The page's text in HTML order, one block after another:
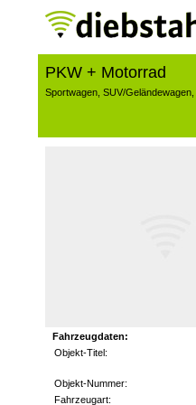
PKW + Motorrad
Sportwagen SUV/Geländewagen
Fahrzeugdaten:
Objekt-Titel:
Objekt-Nummer:
Fahrzeugart: